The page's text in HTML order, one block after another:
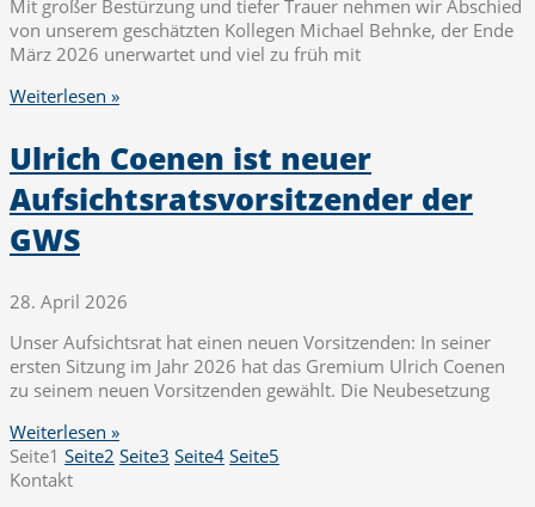
Mit großer Bestürzung und tiefer Trauer nehmen wir Abschied
von unserem geschätzten Kollegen Michael Behnke, der Ende
März 2026 unerwartet und viel zu früh mit
Weiterlesen »
Ulrich Coenen ist neuer
Aufsichtsratsvorsitzender der
GWS
28. April 2026
Unser Aufsichtsrat hat einen neuen Vorsitzenden: In seiner
ersten Sitzung im Jahr 2026 hat das Gremium Ulrich Coenen
zu seinem neuen Vorsitzenden gewählt. Die Neubesetzung
Weiterlesen »
Seite1 Seite2 Seite3 Seite4 Seite5
Kontakt